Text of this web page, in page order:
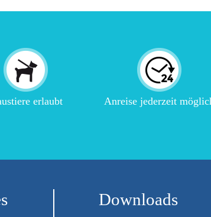
erlaubt Anreise jederzeit
Downloads